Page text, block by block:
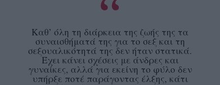
Καθ’ όλη τη διάρκεια της ζωής της τα
συναισθήματά της για το σεξ και τη
σεξουαλικότητά της δεν ήταν στατικά.
Έχει κάνει σχέσεις με άνδρες και
γυναίκες, αλλά για εκείνη το φύλο δεν
υπήρξε ποτέ παράγοντας έλξης, κάτι